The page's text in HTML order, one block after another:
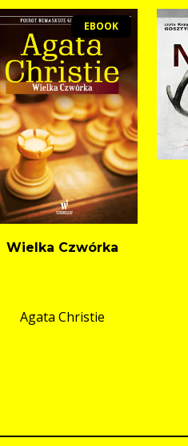
EBOOK
Wielka Czwórka
Agata Christie